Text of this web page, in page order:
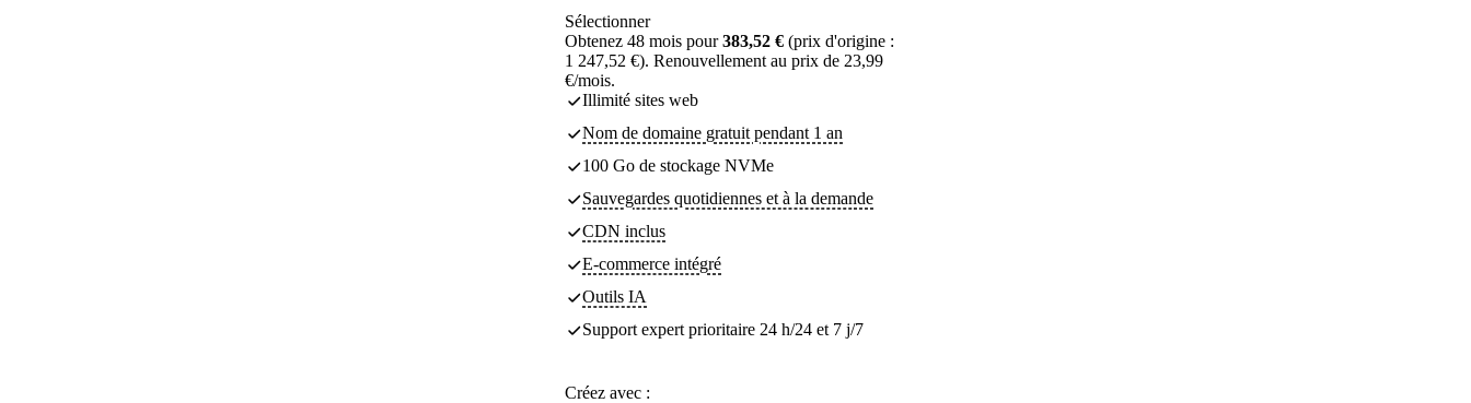
Sélectionner
Obtenez 48 mois pour383,52 € (prix d'origine :
1 247,52 €). Renouvellement au prix de 23,99
€/mois.
Illimité sites web
Nom de domaine gratuit pendant 1 an
100 Go de stockage NVMe
Sauvegardes quotidiennes et à la demande
CDN inclus
E-commerce intégré
Outils IA
Support expert prioritaire 24 h/24 et 7 j/7
Créez avec :